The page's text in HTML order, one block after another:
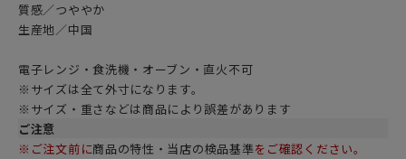
質感／つややか
生産地／中国
電子レンジ・食洗機・オーブン・直火不可
※サイズは全て外寸になります。
※サイズ・重さなどは商品により誤差があります
ご注意
※ご注文前に商品の特性・当店の検品基準をご確認ください。